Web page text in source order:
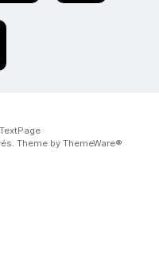
Theme by ThemeWare®